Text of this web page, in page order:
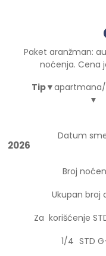
Paket aranžman:
noćenja. Cena
2026
Tip▼
▼
Datum
Broj
Ukupan broj
Za korišćenje
1/4 STD